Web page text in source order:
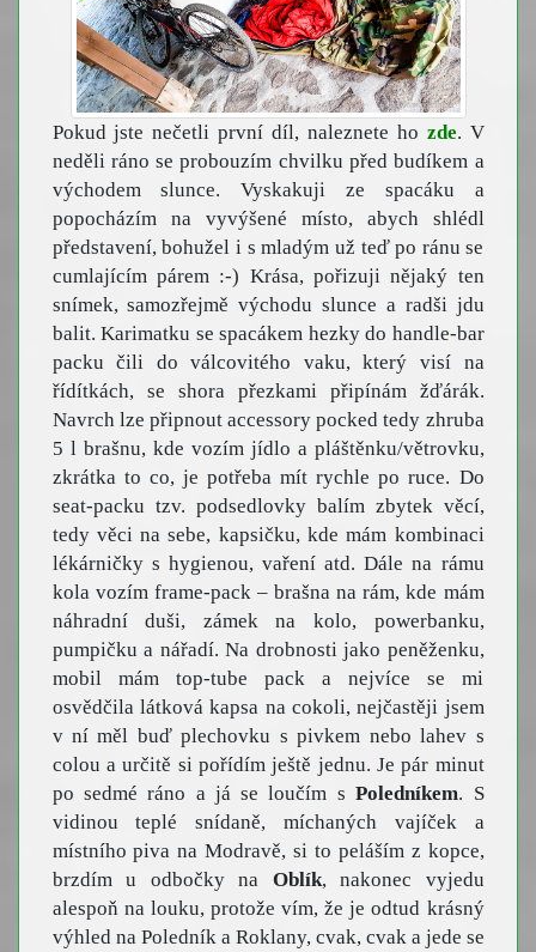
Pokud jste nečetli první díl, naleznete ho zde. V
neděli ráno se probouzím chvilku před budíkem a
východem slunce. Vyskakuji ze spacáku a
popocházím na vyvýšené místo, abych shlédl
představení, bohužel i s mladým už teď po ránu se
cumlajícím párem :-) Krása, pořizuji nějaký ten
snímek, samozřejmě východu slunce a radši jdu
balit. Karimatku se spacákem hezky do handle-bar
packu čili do válcovitého vaku, který visí na
řídítkách, se shora přezkami připínám žďárák.
Navrch lze připnout accessory pocked tedy zhruba
5 l brašnu, kde vozím jídlo a pláštěnku/větrovku,
zkrátka to co, je potřeba mít rychle po ruce. Do
seat-packu tzv. podsedlovky balím zbytek věcí,
tedy věci na sebe, kapsičku, kde mám kombinaci
lékárničky s hygienou, vaření atd. Dále na rámu
kola vozím frame-pack – brašna na rám, kde mám
náhradní duši, zámek na kolo, powerbanku,
pumpičku a nářadí. Na drobnosti jako peněženku,
mobil mám top-tube pack a nejvíce se mi
osvědčila látková kapsa na cokoli, nejčastěji jsem
v ní měl buď plechovku s pivkem nebo lahev s
colou a určitě si pořídím ještě jednu. Je pár minut
po sedmé ráno a já se loučím sPoledníkem. S
vidinou teplé snídaně, míchaných vajíček a
místního piva na Modravě, si to peláším z kopce,
brzdím u odbočky na Oblík, nakonec vyjedu
alespoň na louku, protože vím, že je odtud krásný
výhled na Poledník a Roklany, cvak, cvak a jede se